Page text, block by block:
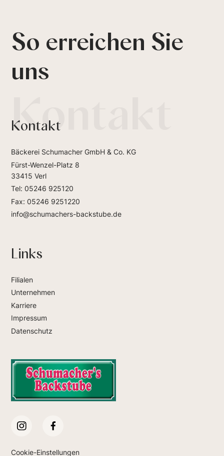
So erreichen Sie
uns
Kontakt
Cookie-Einstellungen
Kontakt
Bäckerei Schumacher GmbH & Co. KG
Fürst-Wenzel-Platz 8
33415 Verl
Tel: 05246 925120
Fax: 05246 9251220
info@schumachers-backstube.de
Links
Filialen
Unternehmen
Karriere
Impressum
Datenschutz